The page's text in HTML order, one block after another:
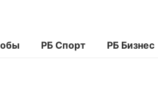
РБ Спорт РБ Бизнес